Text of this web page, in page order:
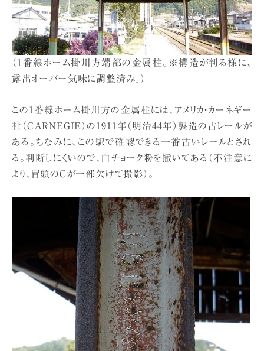
（1番線ホーム掛川方端部の金属柱。※構造が判る様に、
露出オーバー気味に調整済み。）
この1番線ホーム掛川方の金属柱には、アメリカ・カーネギー
社（CARNEGIE）の1911年（明治44年）製造の古レールが
ある。ちなみに、この駅で確認できる一番古いレールとされ
る。判断しにくいので、白チョーク粉を撒いてある（不注意に
より、冒頭のCが一部欠けて撮影）。